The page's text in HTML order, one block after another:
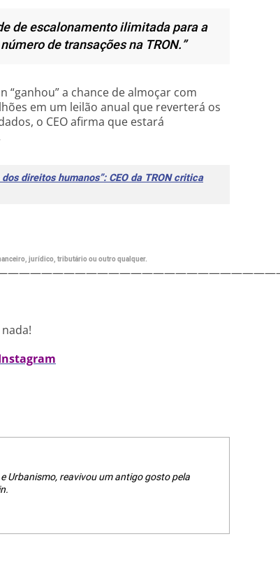
de escalonamento ilimitada para a
de transações na TRON.”
“ganhou” a chance de almoçar com
em um leilão anual que reverterá os
o CEO afirma que estará
direitos humanos”: CEO da TRON critica
jurídico, tributário ou outro qualquer.
Urbanismo, reavivou um antigo gosto pela